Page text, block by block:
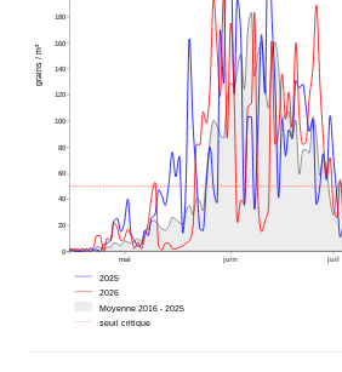
2025
2026
Moyenne 2016 - 2025
seuil critique
mai juin juil
0
20
40
60
80
100
120
140
160
180
grains / m³